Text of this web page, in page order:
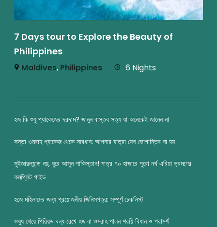
7 Days tour to Explore the Beauty of
Philippines
Maldives, Philippines 6 Nights
হজ কি শুধু প্যাকেজের দরদাম? জানুন বাস্তব সত্য যা অনেকেই জানেন না
সস্তা ওমরাহ প্যাকেজ থেকে সাবধান: আপনার যাত্রা যেন ভোগান্তির না হয়
সুইজারল্যান্ড নয়, ঘুরে আসুন পাকিস্তান! মাত্র ৭০ হাজারে পুরো নর্থ এরিয়া ভ্রমণের
কমপ্লিট গাইড
হজে মহিলাদের জন্য প্রয়োজনীয় জিনিসপত্র: সম্পূর্ণ চেকলিস্ট
ওষুধ খেয়ে পিরিয়ড বন্ধ রেখে হজ বা ওমরাহ পালন শরয়ি বিধান ও পরামর্শ